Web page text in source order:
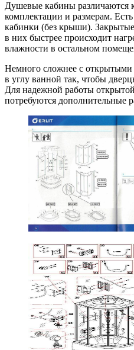
Душевые кабины различаются
комплектации и размерам.
кабинки (без крыши).
в них быстрее происходит
влажности в остальном
Немного сложнее с
в углу ванной так, чтобы
Для надежной работы
потребуются дополнительные